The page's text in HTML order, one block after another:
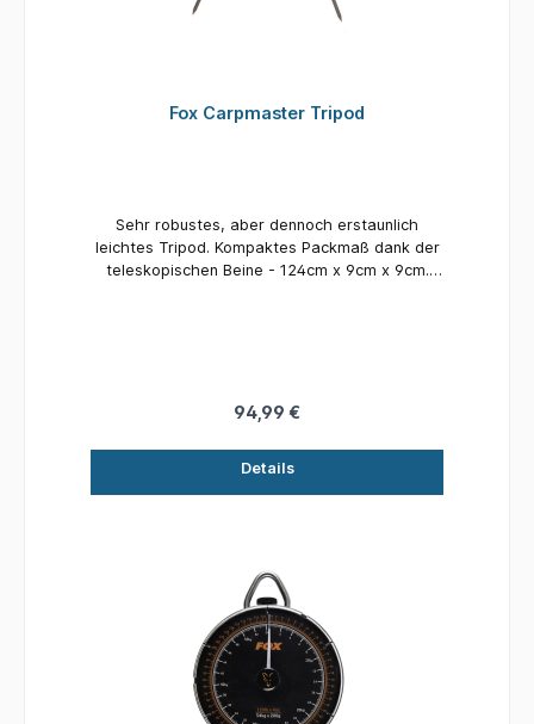
Fox Carpmaster Tripod
Sehr robustes, aber dennoch erstaunlich
leichtes Tripod. Kompaktes Packmaß dank der
teleskopischen Beine - 124cm x 9cm x 9cm.
Wiegehaken aus Edelstahl. Ebenfalls mit einem
Zubehörs ausgestattet. Beine verlängerbar um
Kordelzugtransporttasche aus Nylon geliefert.
94,99 €
Details